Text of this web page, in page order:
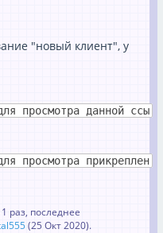
"новый клиент", у
просмотра данной ссы
просмотра прикреплен
раз, последнее
(25 Окт 2020).